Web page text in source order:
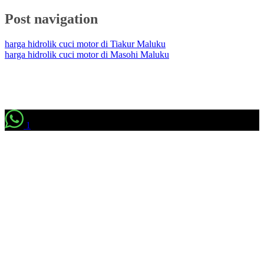
Post navigation
harga hidrolik cuci motor di Tiakur Maluku
harga hidrolik cuci motor di Masohi Maluku
1